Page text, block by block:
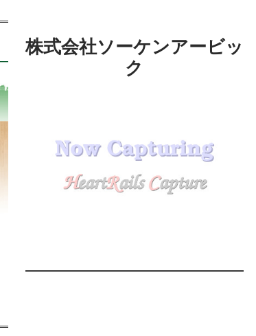
株式会社ソーケンアービッ
ク